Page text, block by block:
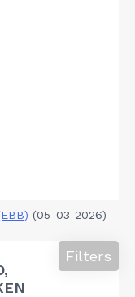
(05-03-2026)
Filters